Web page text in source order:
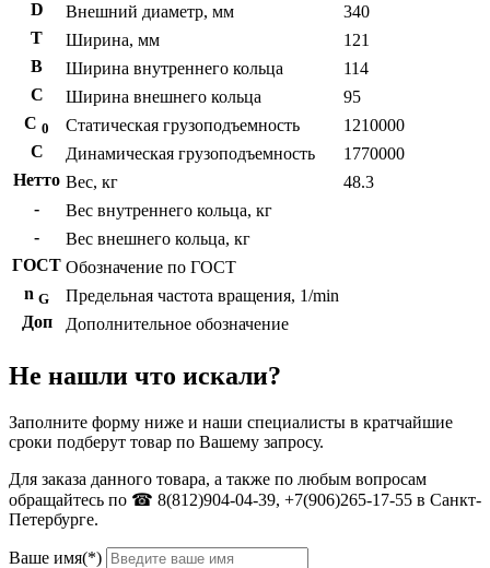
D
Внешний диаметр, мм
340
T
Ширина, мм
121
B
Ширина внутреннего кольца
114
С
Ширина внешнего кольца
95
С 0 Статическая грузоподъемность
1210000
C
Динамическая грузоподъемность
1770000
Нетто Вес, кг
48.3
-
Вес внутреннего кольца, кг
-
Вес внешнего кольца, кг
ГОСТ Обозначение по ГОСТ
n G
Предельная частота вращения, 1/min
Доп
Дополнительное обозначение
Не нашли что искали?
Заполните форму ниже и наши специалисты в кратчайшие
сроки подберут товар по Вашему запросу.
Для заказа данного товара, а также по любым вопросам
обращайтесь по ☎ 8(812)904-04-39, +7(906)265-17-55 в Санкт-
Петербурге.
Ваше имя(*)